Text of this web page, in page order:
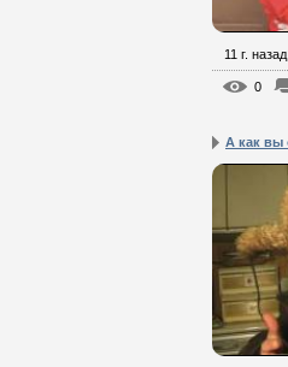
11 г. назад
0
А как вы